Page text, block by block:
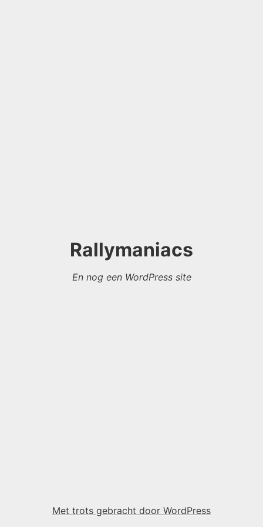
Rallymaniacs
En nog een WordPress site
Met trots gebracht door WordPress